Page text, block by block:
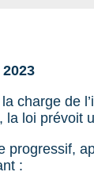
charge de
la loi
progressif,
: